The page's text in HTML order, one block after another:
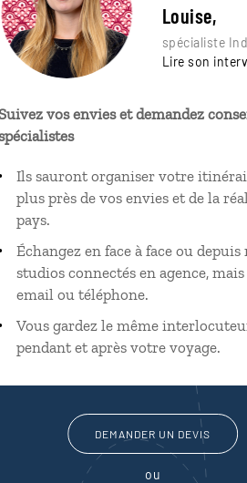
Louise,
spécialiste
Lire son
Suivez vos envies et demandez
Ils sauront organiser votre
plus près de vos envies et de la
pays.
Échangez en face à face ou depuis
studios connectés en agence,
email ou téléphone.
Vous gardez le même
pendant et après votre voyage.
DEMANDER UN DEVIS
ou